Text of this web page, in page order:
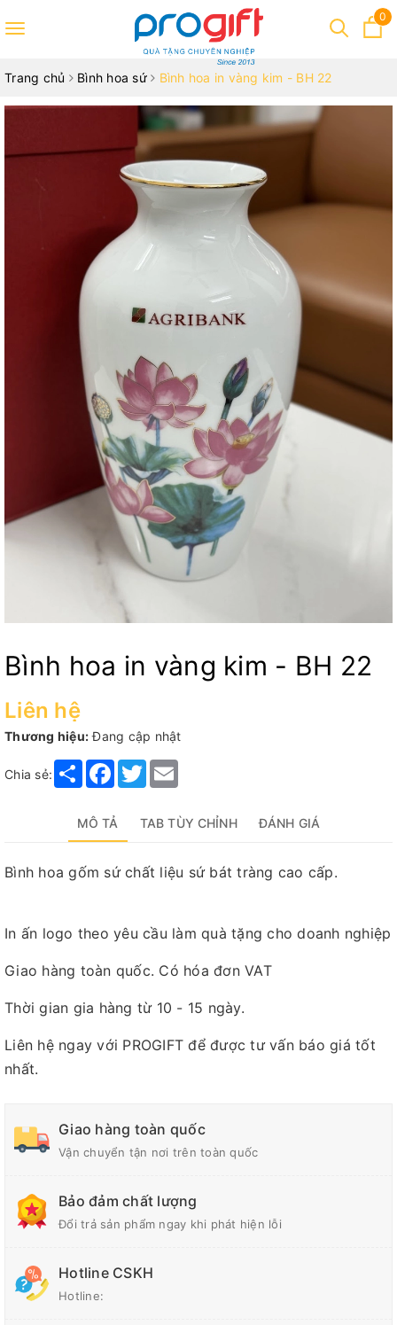
Toggle
0
Trang chủ Bình hoa sứ Bình hoa in vàng kim - BH 22
Bình hoa in vàng kim - BH 22
Liên hệ
Thương hiệu: Đang cập nhật
Chia sẻ: Share Facebook
Twitter
MÔ TẢ TAB TÙY CHỈNH ĐÁNH GIÁ
Bình hoa gốm sứ chất liệu sứ bát tràng cao cấp.
In ấn logo theo yêu cầu làm quà tặng cho doanh nghiệp
Giao hàng toàn quốc. Có hóa đơn VAT
Thời gian gia hàng từ 10 - 15 ngày.
Liên hệ ngay với PROGIFT để được tư vấn báo giá tốt
nhất.
Giao hàng toàn quốc
Vận chuyển tận nơi trên toàn quốc
Bảo đảm chất lượng
Đổi trả sản phẩm ngay khi phát hiện lỗi
Hotline CSKH
Hotline: